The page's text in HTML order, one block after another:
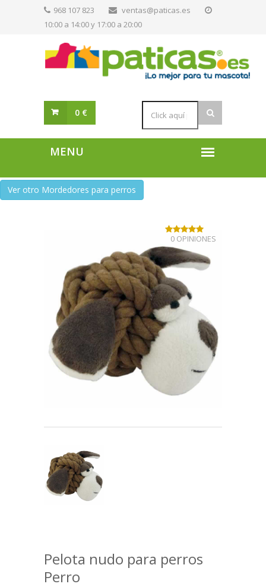
968 107 823
ventas@paticas.es
10:00 a 14:00 y 17:00 a 20:00
0 €
Ver otro Mordedores para perros
Pelota nudo para perros
Perro
0 OPINIONES